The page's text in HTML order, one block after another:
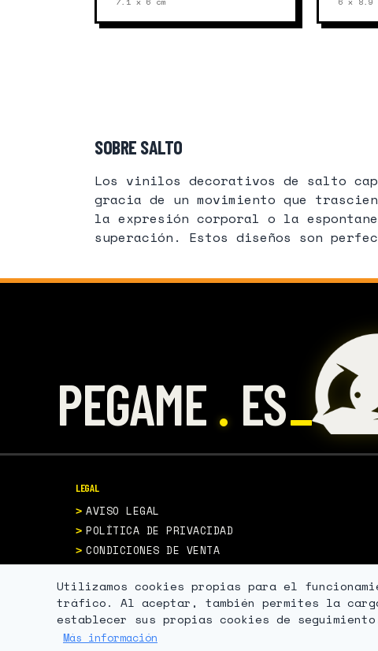
SOBRE SALTO
Los vinilos decorativos de salto
gracia de un movimiento que
la expresión corporal o la
superación. Estos diseños son
PEGAME. ES
LEGAL
AVISO LEGAL
POLÍTICA DE PRIVACIDAD
CONDICIONES DE VENTA
POLÍTICA DE COOKIES
Utilizamos cookies propias para el
tráfico. Al aceptar, también permites la carga
establecer sus propias cookies de
Más información